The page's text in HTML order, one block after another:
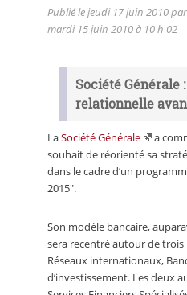
Publié lejeudi 17 juin 2010par
mardi 15 juin 2010 à 10 h 02
Société Générale
relationnelle
LaSociété Générale
a
souhait de réorienté sa
dans le cadre d’un
2015".
Son modèle bancaire,
sera recentré autour de trois
Réseaux internationaux,
d’investissement. Les deux